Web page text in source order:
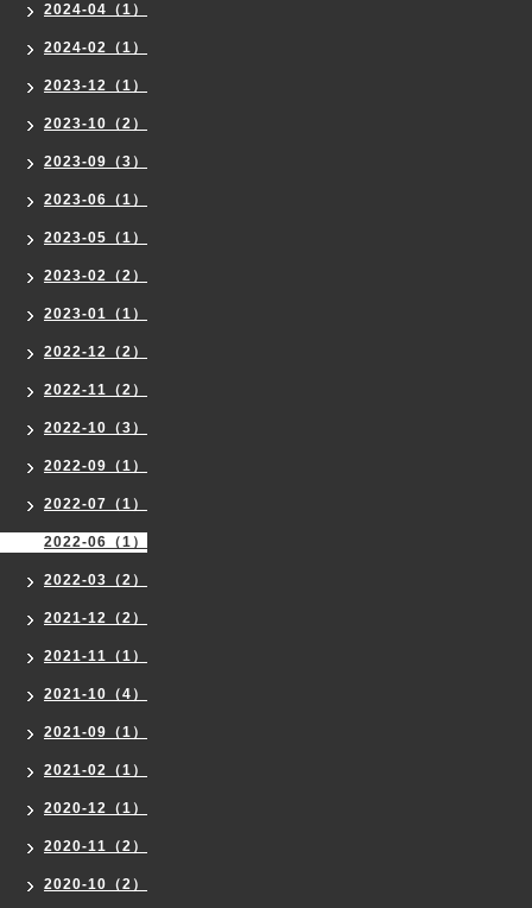
2024-04（1）
2024-02（1）
2023-12（1）
2023-10（2）
2023-09（3）
2023-06（1）
2023-05（1）
2023-02（2）
2023-01（1）
2022-12（2）
2022-11（2）
2022-10（3）
2022-09（1）
2022-07（1）
2022-06（1）
2022-03（2）
2021-12（2）
2021-11（1）
2021-10（4）
2021-09（1）
2021-02（1）
2020-12（1）
2020-11（2）
2020-10（2）